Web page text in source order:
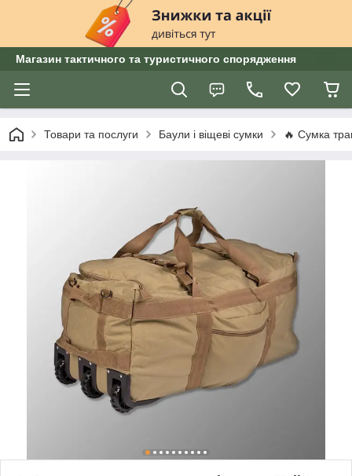
Магазин тактичного та туристичного спорядження
Товари та послуги Баули і віщеві сумки 🔥 Сумка